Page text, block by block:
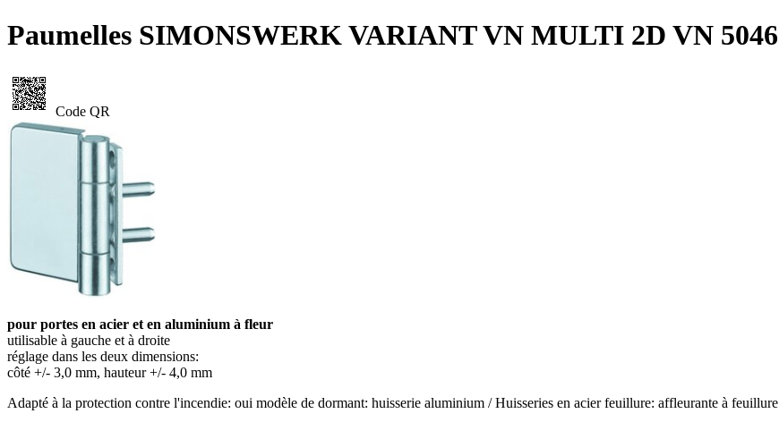
Paumelles SIMONSWERK VARIANT VN MULTI 2D VN 5046
Code QR
pour portes en acier et en aluminium à fleur
utilisable à gauche et à droite
réglage dans les deux dimensions:
côté +/- 3,0 mm, hauteur +/- 4,0 mm
Adapté à la protection contre l'incendie: oui modèle de dormant: huisserie aluminium / Huisseries en acier feuillure: affleurante à feuillure